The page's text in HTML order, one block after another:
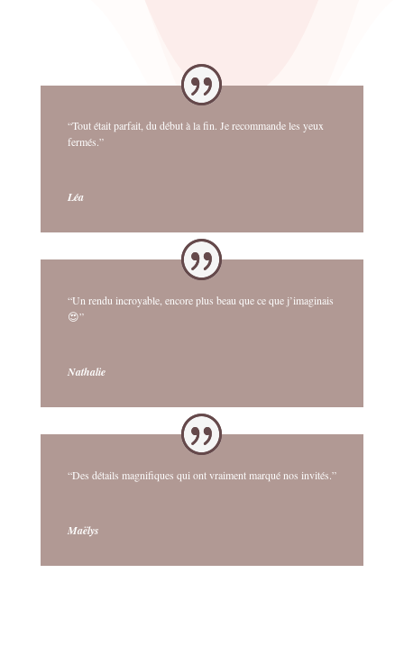
“Tout était parfait, du début à la fin. Je recommande les yeux
fermés.”
Léa
“Un rendu incroyable, encore plus beau que ce que j’imaginais
😍”
Nathalie
“Des détails magnifiques qui ont vraiment marqué nos invités.”
Maëlys